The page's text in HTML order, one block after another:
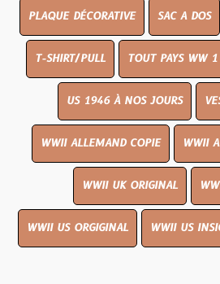
PLAQUE DÉCORATIVE SAC A DOS
T-SHIRT/PULL TOUT PAYS WW 1
US 1946 À NOS JOURS
WWII ALLEMAND COPIE WWII
WWII UK ORIGINAL
WWII US ORGIGINAL WWII US